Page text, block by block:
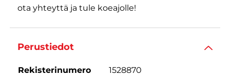
ota yhteyttä ja tule koeajolle!
Perustiedot
Rekisterinumero
1528870